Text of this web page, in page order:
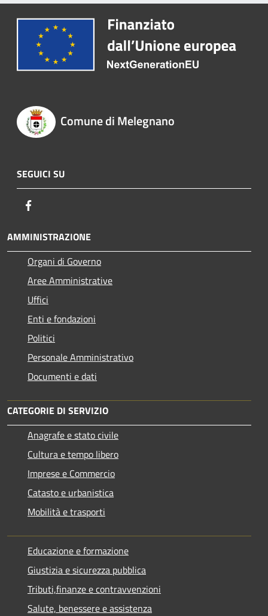
Comune di Melegnano
SEGUICI SU
AMMINISTRAZIONE
Organi di Governo
Aree Amministrative
Uffici
Enti e fondazioni
Politici
Personale Amministrativo
Documenti e dati
CATEGORIE DI SERVIZIO
Anagrafe e stato civile
Cultura e tempo libero
Imprese e Commercio
Catasto e urbanistica
Mobilità e trasporti
Educazione e formazione
Giustizia e sicurezza pubblica
Tributi,finanze e contravvenzioni
Salute, benessere e assistenza